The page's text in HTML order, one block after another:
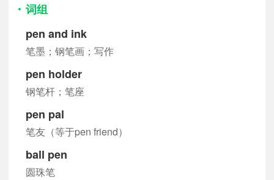
词组
pen and ink
笔墨；钢笔画；写作
pen holder
钢笔杆；笔座
pen pal
笔友（等于pen friend）
ball pen
圆珠笔